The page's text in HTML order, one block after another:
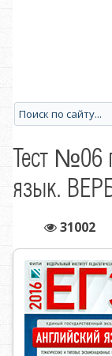
Тест №06
язык.
31002